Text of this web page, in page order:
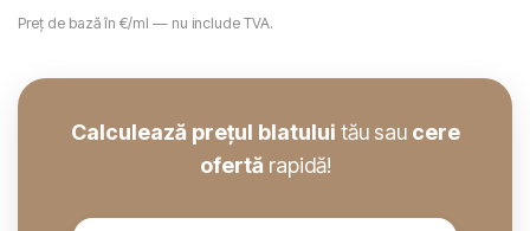
Preț de bază în €/ml — nu include TVA.
Calculează prețul blatului tău sau cere
ofertă rapidă!